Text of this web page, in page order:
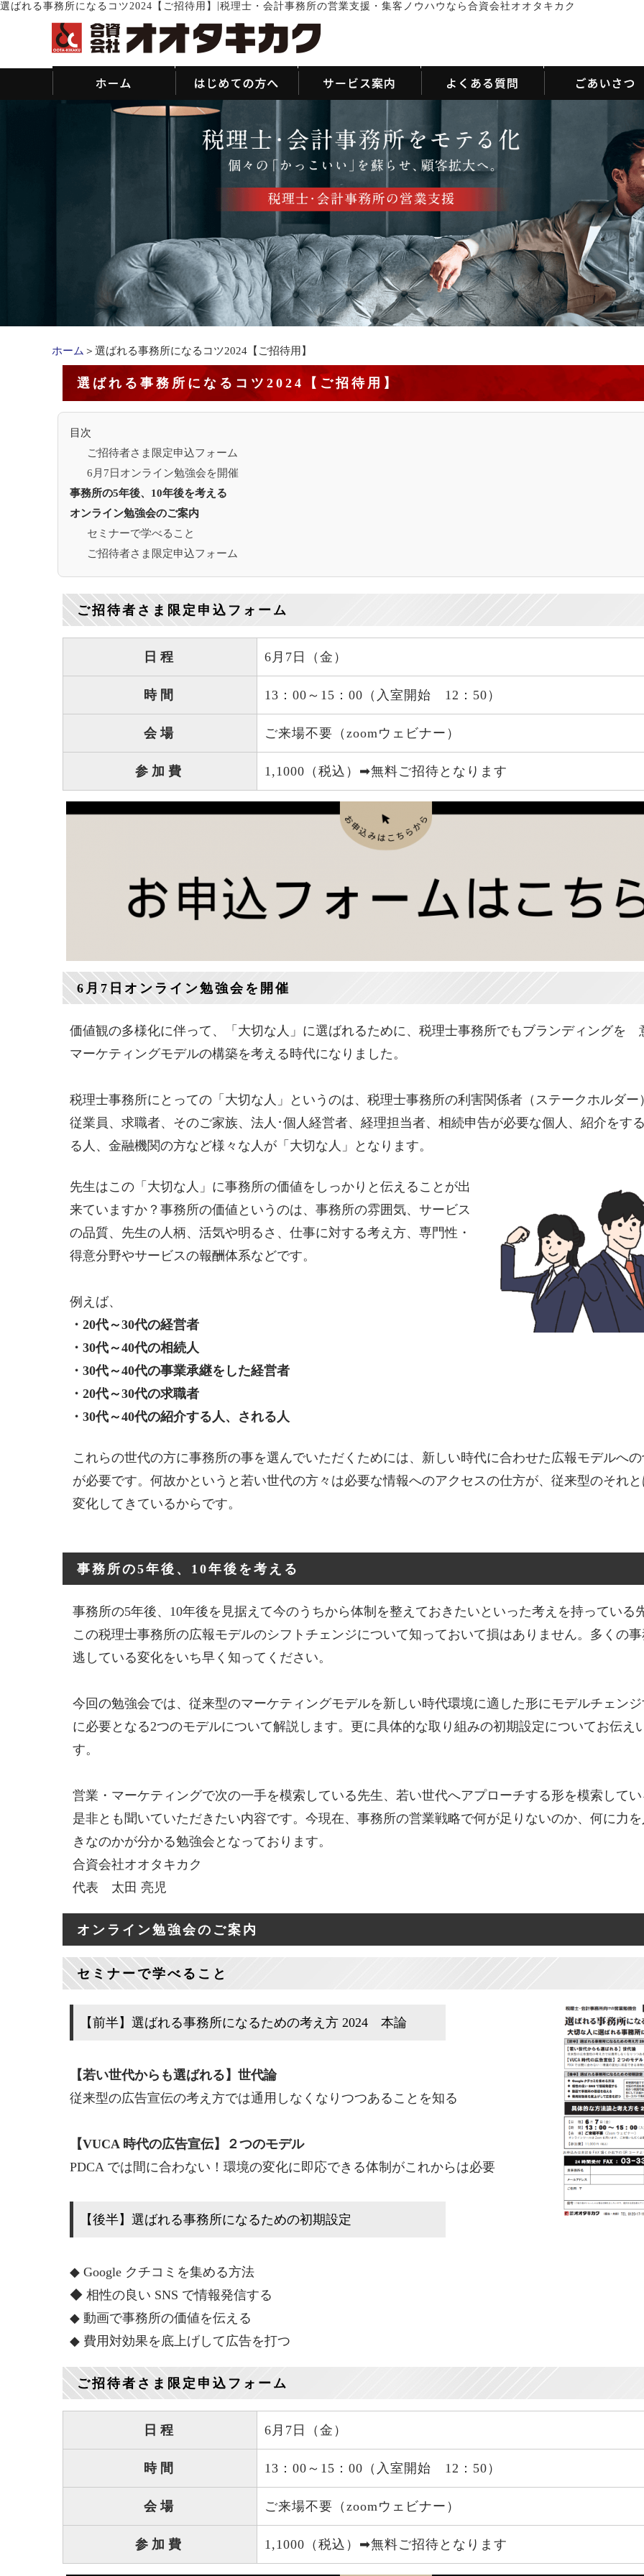
選ばれる事務所になるコツ2024【ご招待用】 税理士・会計事務所の営業支援・集客ノウハウなら合資会社オオタキカク
ホーム ＞選ばれる事務所になるコツ2024【ご招待用】
選ばれる事務所になるコツ2024【ご招待用】
目次
ご招待者さま限定申込フォーム
6月7日オンライン勉強会を開催
事務所の5年後、10年後を考える
オンライン勉強会のご案内
セミナーで学べること
ご招待者さま限定申込フォーム
ご招待者さま限定申込フォーム
日程 6月7日（金）
時間 13：00～15：00（入室開始 12：50）
会場 ご来場不要（zoomウェビナー）
参加費 1,1000（税込）➡無料ご招待となります
6月7日オンライン勉強会を開催
価値観の多様化に伴って、「大切な人」に選ばれるために、税理士事務所でもブランディングを
マーケティングモデルの構築を考える時代になりました。
税理士事務所にとっての「大切な人」というのは、税理士事務所の利害関係者（ステークホルダー
従業員、求職者、そのご家族、法人･個人経営者、経理担当者、相続申告が必要な個人、紹介をす
る人、金融機関の方など様々な人が「大切な人」となります。
先生はこの「大切な人」に事務所の価値をしっかりと伝えることが出
来ていますか？事務所の価値というのは、事務所の雰囲気、サービス
の品質、先生の人柄、活気や明るさ、仕事に対する考え方、専門性・
得意分野やサービスの報酬体系などです。
例えば、
・20代～30代の経営者
・30代～40代の相続人
・30代～40代の事業承継をした経営者
・20代～30代の求職者
・30代～40代の紹介する人、される人
これらの世代の方に事務所の事を選んでいただくためには、新しい時代に合わせた広報モデルへ
が必要です。何故かというと若い世代の方々は必要な情報へのアクセスの仕方が、従来型のそれ
変化してきているからです。
事務所の5年後、10年後を考える
事務所の5年後、10年後を見据えて今のうちから体制を整えておきたいといった考えを持っている
この税理士事務所の広報モデルのシフトチェンジについて知っておいて損はありません。多くの
逃している変化をいち早く知ってください。
今回の勉強会では、従来型のマーケティングモデルを新しい時代環境に適した形にモデルチェン
に必要となる2つのモデルについて解説します。更に具体的な取り組みの初期設定についてお伝え
す。
営業・マーケティングで次の一手を模索している先生、若い世代へアプローチする形を模索して
是非とも聞いていただきたい内容です。今現在、事務所の営業戦略で何が足りないのか、何に力
きなのかが分かる勉強会となっております。
合資会社オオタキカク
代表 太田 亮児
オンライン勉強会のご案内
セミナーで学べること
【前半】選ばれる事務所になるための考え方 2024 本論
【若い世代からも選ばれる】世代論
従来型の広告宣伝の考え方では通用しなくなりつつあることを知る
【VUCA 時代の広告宣伝】２つのモデル
PDCA では間に合わない！環境の変化に即応できる体制がこれからは必要
【後半】選ばれる事務所になるための初期設定
◆ Google クチコミを集める方法
◆ 相性の良い SNS で情報発信する
◆ 動画で事務所の価値を伝える
◆ 費用対効果を底上げして広告を打つ
ご招待者さま限定申込フォーム
日程 6月7日（金）
時間 13：00～15：00（入室開始 12：50）
会場 ご来場不要（zoomウェビナー）
参加費 1,1000（税込）➡無料ご招待となります